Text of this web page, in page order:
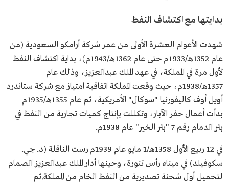
بدايتها مع اكتشاف النفط
شهدت الأعوام العشرة الأولى من عمر شركة أرامكو السعودية (من
عام 1352هـ/1933م حتى عام 1362هـ/1943م)، بداية اكتشاف النفط
لأول مرة في المملكة، في عهد الملك عبدالعزيز، وذلك عام
1357هـ/1938م، حيث وقعت المملكة اتفاقية امتياز مع شركة ستاندرد
أويل أوف كاليفورنيا "سوكال" الأمريكية، ثم عام 1355هـ/1935م
بدأت أعمال حفر الآبار، وتكللت بإنتاج كميات تجارية من النفط في
بئر الدمام رقم 7 "بئر الخير" عام 1938م.
في 12 ربيع الأول 1358هـ/1 مايو عام 1939م رست الناقلة (د. جي.
سكوفيلد) في ميناء رأس تنورة، وحينها أدار الملك عبدالعزيز الصمام
لتحميل أول شحنة تصديرية من النفط الخام من المملكة.ثم